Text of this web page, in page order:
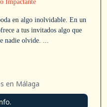
Impactante
en algo inolvidable. En un
a tus invitados algo que
nadie olvide. ...
en Málaga